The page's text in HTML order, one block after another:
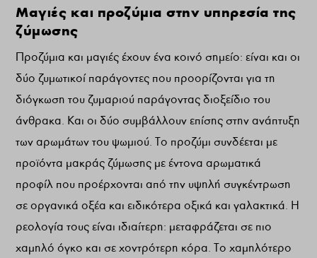
Μαγιές και προζύμια στην υπηρεσία της
ζύμωσης
Προζύμια και μαγιές έχουν ένα κοινό σημείο: είναι και οι
δύο ζυμωτικοί παράγοντες που προορίζονται για τη
διόγκωση του ζυμαριού παράγοντας διοξείδιο του
άνθρακα. Και οι δύο συμβάλλουν επίσης στην ανάπτυξη
των αρωμάτων του ψωμιού. Το προζύμι συνδέεται με
προϊόντα μακράς ζύμωσης με έντονα αρωματικά
προφίλ που προέρχονται από την υψηλή συγκέντρωση
σε οργανικά οξέα και ειδικότερα οξικά και γαλακτικά. Η
ρεολογία τους είναι ιδιαίτερη: μεταφράζεται σε πιο
χαμηλό όγκο και σε χοντρότερη κόρα. Το χαμηλότερο